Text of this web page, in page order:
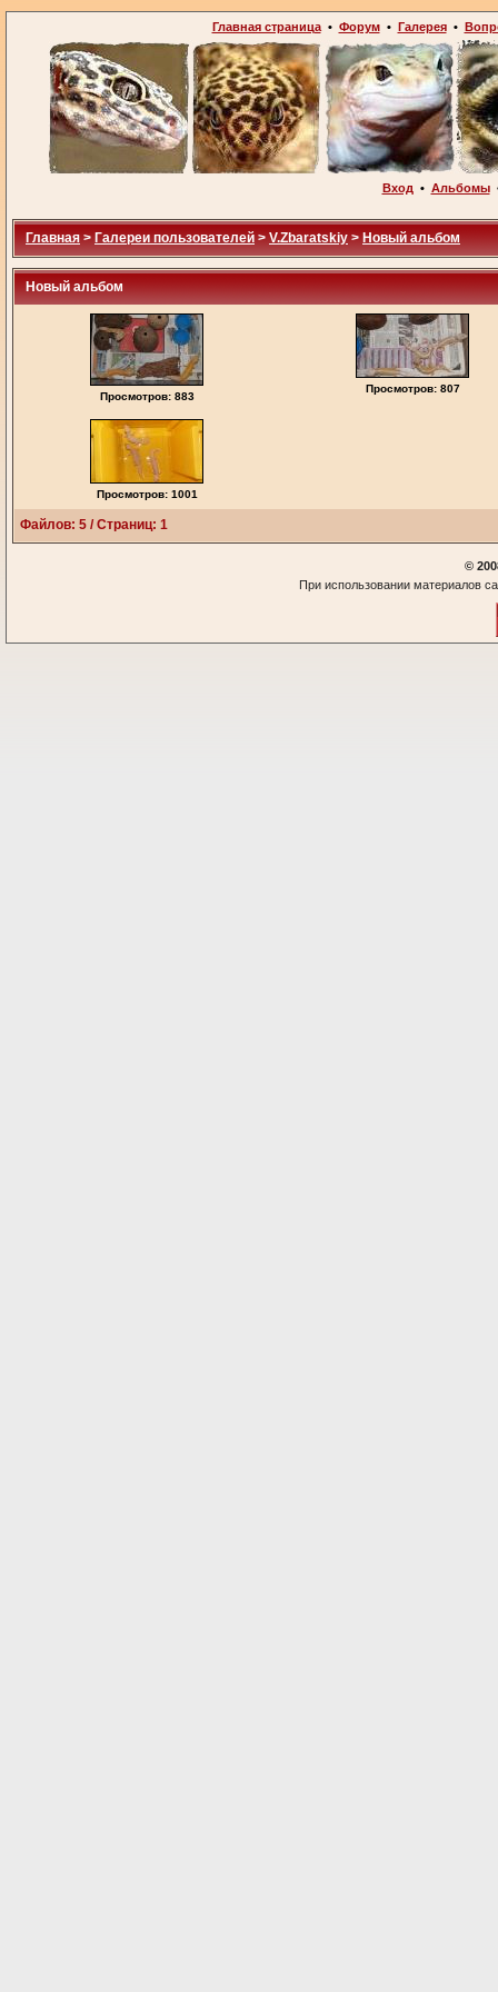
Главная страница• Форум• Галерея•
Вход • Альбомы
Главная > Галереи пользователей > V.Zbaratskiy > Новый альбом
Новый альбом
Просмотров: 883
Просмотров: 807
Просмотров: 1001
Файлов: 5 / Страниц: 1
©
При использовании материалов